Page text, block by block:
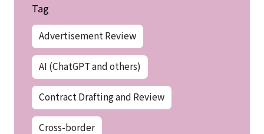
Tag
Advertisement Review
AI (ChatGPT and others)
Contract Drafting and Review
Cross-border